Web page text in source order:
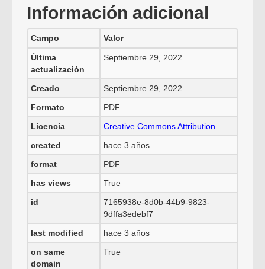
Información adicional
Campo Valor
Última
actualización
Septiembre 29, 2022
Creado
Septiembre 29, 2022
Formato
PDF
Licencia
Creative Commons Attribution
created
hace 3 años
format
PDF
has views
True
id
7165938e-8d0b-44b9-9823-
9dffa3edebf7
last modified
hace 3 años
on same
domain
True